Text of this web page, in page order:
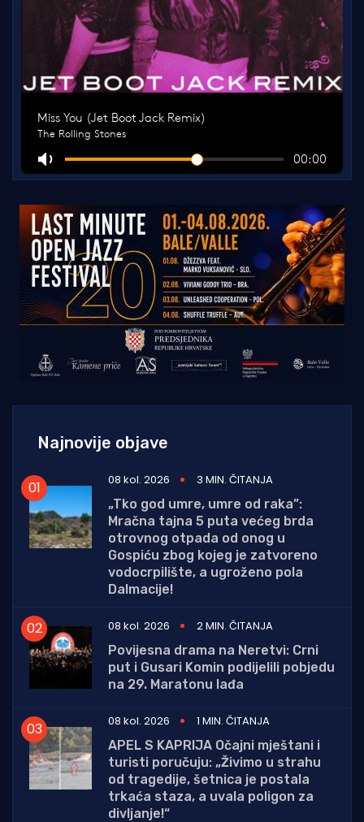
Najnovije objave
08 kol. 2026
3 MIN. ČITANJA
„Tko god umre, umre od raka”:
Mračna tajna 5 puta većeg brda
otrovnog otpada od onog u
Gospiću zbog kojeg je zatvoreno
vodocrpilište, a ugroženo pola
Dalmacije!
08 kol. 2026
2 MIN. ČITANJA
Povijesna drama na Neretvi: Crni
put i Gusari Komin podijelili pobjedu
na 29. Maratonu lađa
08 kol. 2026
1 MIN. ČITANJA
APEL S KAPRIJA Očajni mještani i
turisti poručuju: „Živimo u strahu
od tragedije, šetnica je postala
trkaća staza, a uvala poligon za
divljanje!“